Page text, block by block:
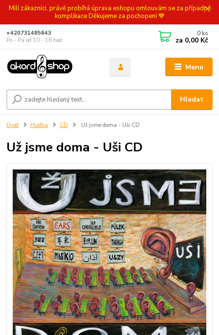
Milí zákazníci, právě probíhá úprava eshopu omlouvám se za případné
komplikace Děkujeme za pochopení 💙
Menu
Hledat
+420731485643
Po - Pá od 10 - 16 hod.
0 ks
za 0,00 Kč
Úvod Hudba CD Už jsme doma - Uši CD
Už jsme doma - Uši CD